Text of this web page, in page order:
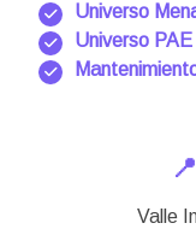
Universo
Universo
Valle